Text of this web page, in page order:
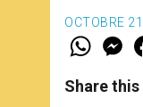
OCTOBRE
W
t
s
M
e
s
e
Share this